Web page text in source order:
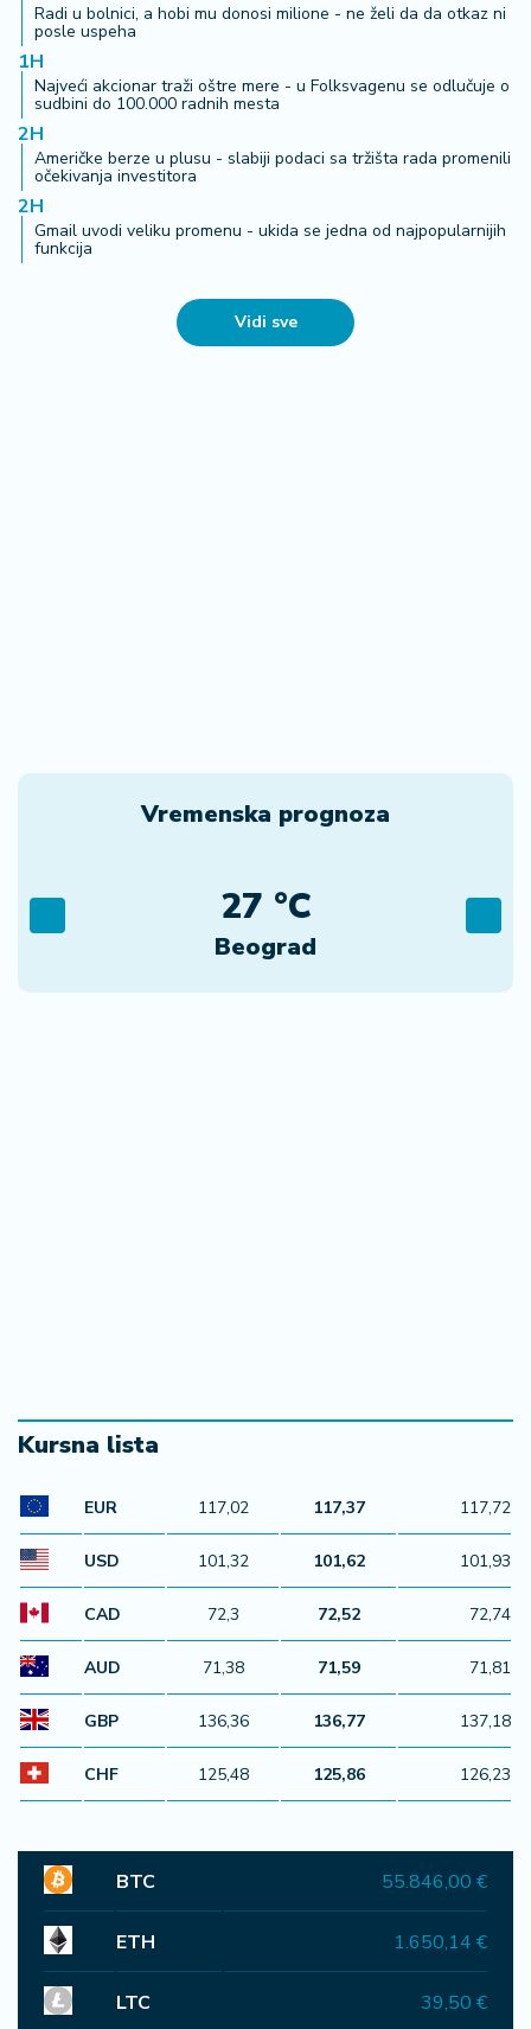
Radi u bolnici, a hobi mu donosi milione - ne želi da da otkaz ni
posle uspeha
1H
Najveći akcionar traži oštre mere - u Folksvagenu se odlučuje o
sudbini do 100.000 radnih mesta
2H
Američke berze u plusu - slabiji podaci sa tržišta rada promenili
očekivanja investitora
2H
Gmail uvodi veliku promenu - ukida se jedna od najpopularnijih
funkcija
Vidi sve
Vremenska prognoza
Beograd
27 °C
Kursna lista
EUR 117,02 117,37 117,72
USD 101,32 101,62 101,93
CAD 72,3 72,52 72,74
AUD 71,38 71,59 71,81
GBP 136,36 136,77 137,18
CHF 125,48 125,86 126,23
BTC 55.846,00 €
ETH 1.650,14 €
LTC 39,50 €